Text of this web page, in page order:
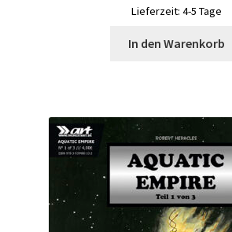
Lieferzeit: 4-5 Tage
In den Warenkorb